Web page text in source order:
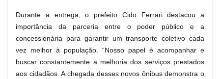
Durante a entrega, o prefeito Cido Ferrari destacou a
importância da parceria entre o poder público e a
concessionária para garantir um transporte coletivo cada
vez melhor à população. “Nosso papel é acompanhar e
buscar constantemente a melhoria dos serviços prestados
aos cidadãos. A chegada desses novos ônibus demonstra o